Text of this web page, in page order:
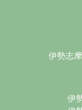
伊勢志
伊